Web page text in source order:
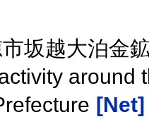
坂越大泊金
around
[Net]